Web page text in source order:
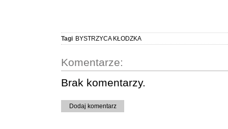
Tagi BYSTRZYCA KŁODZKA
Komentarze:
Brak komentarzy.
Dodaj komentarz